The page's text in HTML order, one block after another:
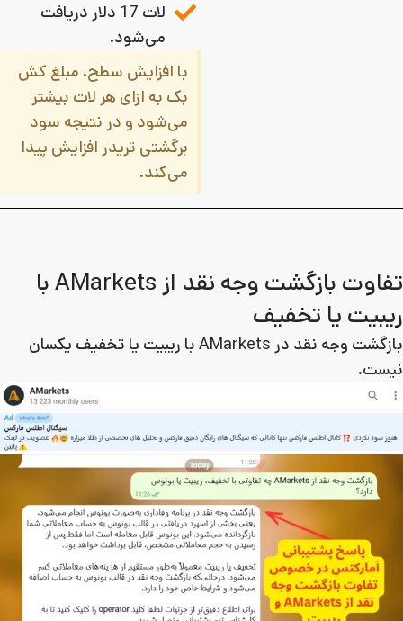
لات 17 دلار دریافت
می‌شود.
با افزایش سطح، مبلغ کش‌
بک به ازای هر لات بیشتر
می‌شود و در نتیجه سود
برگشتی تریدر افزایش پیدا
می‌کند.
تفاوت بازگشت وجه نقد از AMarkets با
ریبیت یا تخفیف
بازگشت وجه نقد در AMarkets با ریبیت یا تخفیف یکسان
نیست.